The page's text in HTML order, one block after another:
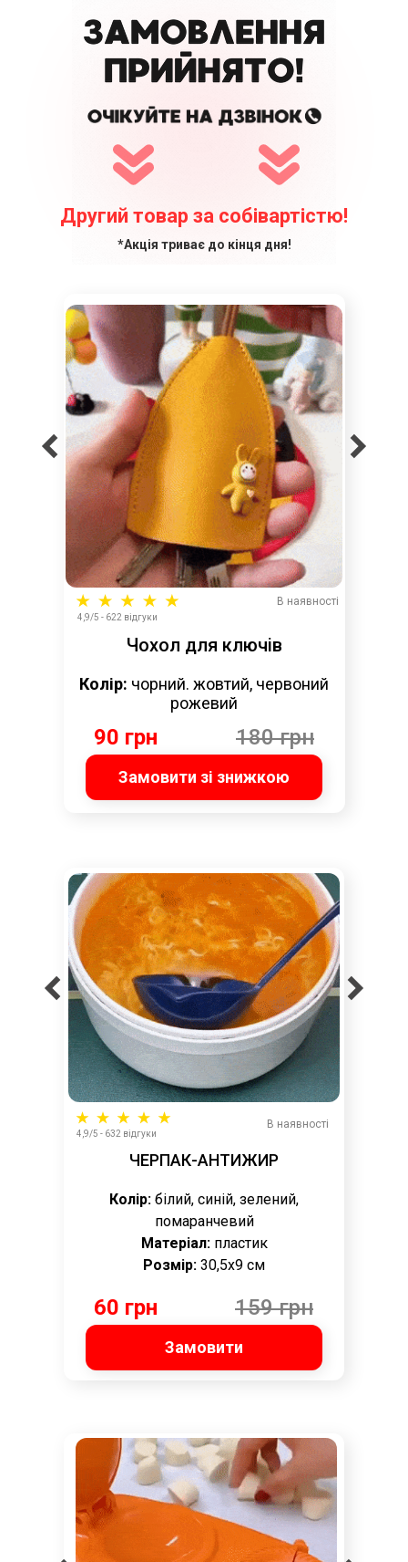
Другий товар за собівартістю!
*Акція триває до кінця дня!
В наявності
90 грн 180 грн
4,9/5 - 622 відгуки
Колір: чорний. жовтий, червоний
рожевий
Замовити зі знижкою
Чохол для ключів
ЧЕРПАК-АНТИЖИР
Колір: білий, синій, зелений,
помаранчевий
Матеріал: пластик
Розмір: 30,5x9 см
60 грн 159 грн
В наявності
4,9/5 - 632 відгуки
Замовити